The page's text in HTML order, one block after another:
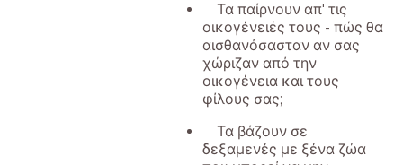
Τα παίρνουν απ' τις
οικογένειές τους - πώς θα
αισθανόσασταν αν σας
χώριζαν από την
οικογένεια και τους
φίλους σας;
Τα βάζουν σε
δεξαμενές με ξένα ζώα